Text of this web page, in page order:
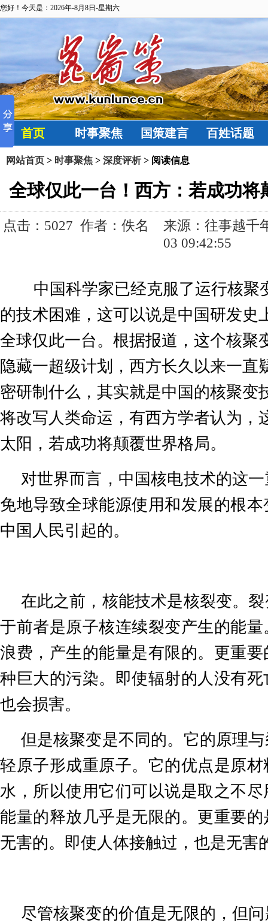
您好！今天是：2026年-8月8日-星期六
首页 时事聚焦 国策建言 百姓话题
网站首页 > 时事聚焦 > 深度评析> 阅读信息
全球仅此一台！西方：若成功将
点击： 5027 作者：佚名 来源：往事越千
03 09:42:55
中国科学家已经克服了运行核聚
的技术困难，这可以说是中国研发史
全球仅此一台。根据报道，这个核聚
隐藏一超级计划，西方长久以来一直
密研制什么，其实就是中国的核聚变
将改写人类命运，有西方学者认为，
太阳，若成功将颠覆世界格局。
对世界而言，中国核电技术的这
免地导致全球能源使用和发展的根
中国人民引起的。
在此之前，核能技术是核裂变。
于前者是原子核连续裂变产生的能
浪费，产生的能量是有限的。更重
种巨大的污染。即使辐射的人没有
也会损害。
但是核聚变是不同的。它的原理
轻原子形成重原子。它的优点是原
水，所以使用它们可以说是取之不
能量的释放几乎是无限的。更重要
无害的。即使人体接触过，也是无害
尽管核聚变的价值是无限的，但